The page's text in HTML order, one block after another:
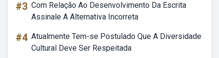
#3 Com Relação Ao Desenvolvimento Da Escrita
Assinale A Alternativa Incorreta
#4 Atualmente Tem-se Postulado Que A Diversidade
Cultural Deve Ser Respeitada